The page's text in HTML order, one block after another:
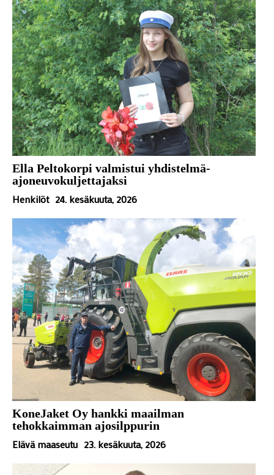
Ella Peltokorpi valmistui yhdistelmä-
ajoneuvokuljettajaksi
Henkilöt 24. kesäkuuta, 2026
KoneJaket Oy hankki maailman
tehokkaimman ajosilppurin
Elävä maaseutu 23. kesäkuuta, 2026